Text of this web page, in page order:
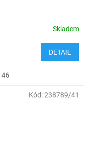
Skladem
DETAIL
46
Kód:238789/41